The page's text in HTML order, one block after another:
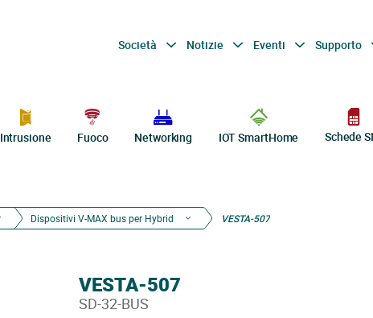
Società Notizie Eventi Supporto
Intrusione Fuoco Networking IOT SmartHome Schede
Dispositivi V-MAX bus per Hybrid VESTA-507
VESTA-507
SD-32-BUS